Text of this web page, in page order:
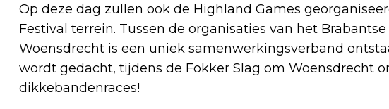
Op deze dag zullen ook de Highland Games
Festival terrein. Tussen de organisaties van het
Woensdrecht is een uniek samenwerkingsverband
wordt gedacht, tijdens de Fokker Slag om Woensdrecht
dikkebandenraces!